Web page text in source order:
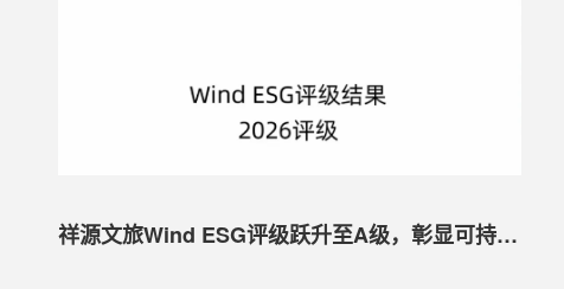
祥源文旅Wind ESG评级跃升至A级，彰显可持续发展硬实力